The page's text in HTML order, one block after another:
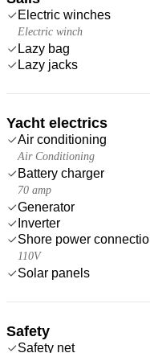
Electric winches
Electric winch
Lazy bag
Lazy jacks
Yacht electrics
Air conditioning
Air Conditioning
Battery charger
70 amp
Generator
Inverter
Shore power
110V
Solar panels
Safety
Safety net